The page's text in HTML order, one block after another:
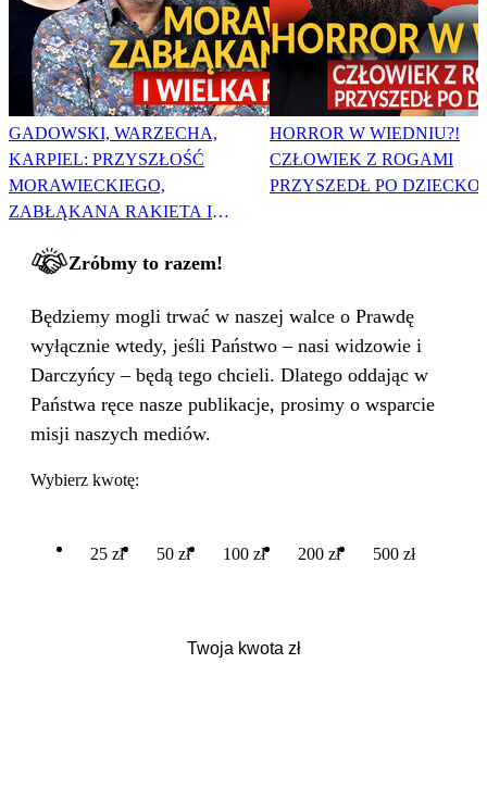
GADOWSKI, WARZECHA,
KARPIEL: PRZYSZŁOŚĆ
MORAWIECKIEGO,
ZABŁĄKANA RAKIETA I
HORROR W WIEDNIU?!
CZŁOWIEK Z ROGAMI
PRZYSZEDŁ PO DZIECKO
Zróbmy to razem!
Będziemy mogli trwać w naszej walce o Prawdę
wyłącznie wtedy, jeśli Państwo – nasi widzowie i
Darczyńcy – będą tego chcieli. Dlatego oddając w
Państwa ręce nasze publikacje, prosimy o wsparcie
misji naszych mediów.
Wybierz kwotę:
25 zł 50 zł 100 zł 200 zł 500 zł